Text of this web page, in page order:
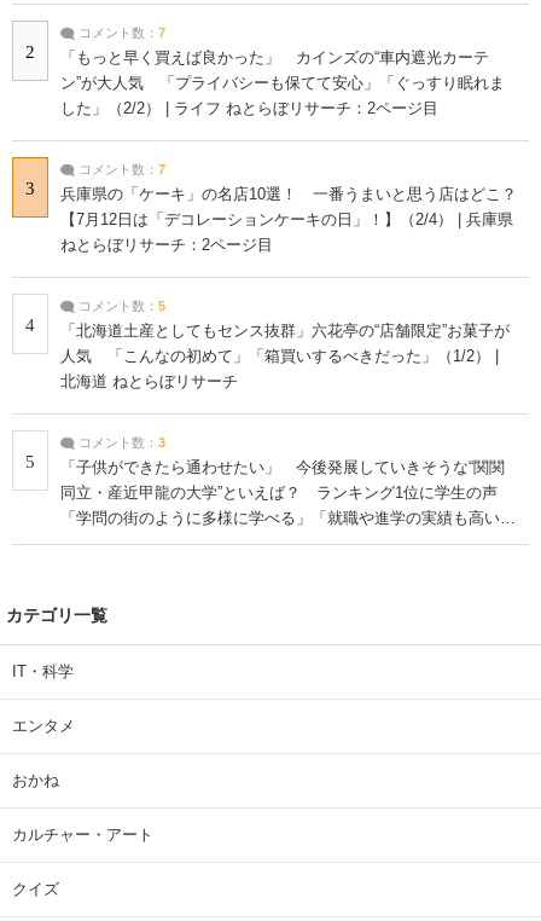
2
コメント数： 7
「もっと早く買えば良かった」 カインズの“車内遮光カーテ
ン”が大人気 「プライバシーも保てて安心」「ぐっすり眠れま
した」（2/2） | ライフ ねとらぼリサーチ：2ページ目
3
コメント数： 7
兵庫県の「ケーキ」の名店10選！ 一番うまいと思う店はどこ？
【7月12日は「デコレーションケーキの日」！】（2/4） | 兵庫県
ねとらぼリサーチ：2ページ目
4
コメント数： 5
「北海道土産としてもセンス抜群」六花亭の“店舗限定”お菓子が
人気 「こんなの初めて」「箱買いするべきだった」（1/2） |
北海道 ねとらぼリサーチ
5
コメント数： 3
「子供ができたら通わせたい」 今後発展していきそうな“関関
同立・産近甲龍の大学”といえば？ ランキング1位に学生の声
「学問の街のように多様に学べる」「就職や進学の実績も高い」
| 大学 ねとらぼリサーチ
カテゴリ一覧
IT・科学
エンタメ
おかね
カルチャー・アート
クイズ